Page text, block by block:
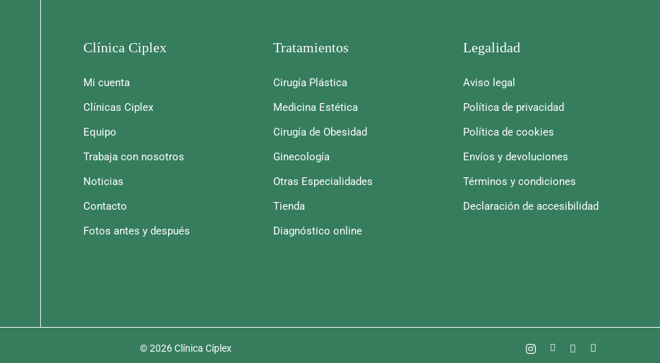
Clínica Ciplex
Mi cuenta
Clínicas Ciplex
Equipo
Trabaja con nosotros
Noticias
Contacto
Fotos antes y después
Tratamientos
Cirugía Plástica
Medicina Estética
Cirugía de Obesidad
Ginecología
Otras Especialidades
Tienda
Diagnóstico online
Legalidad
Aviso legal
Política de privacidad
Política de cookies
Envíos y devoluciones
Términos y condiciones
Declaración de accesibilidad
© 2026 Clínica Cíplex